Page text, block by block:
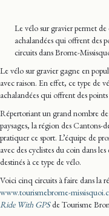
Le vélo sur gravier permet
achalandées qui offrent des
circuits dans Brome-
Le vélo sur gravier gagne en
avec raison. En effet, ce type de
achalandées qui offrent des
Répertoriant un grand nombre
paysages, la région des Cantons-
pratiquer ce sport. L’équipe de
avec des cyclistes du coin dans
destinés à ce type de vélo.
Voici cinq circuits à faire dans la
www.tourismebrome-
Ride With GPSde Tourisme